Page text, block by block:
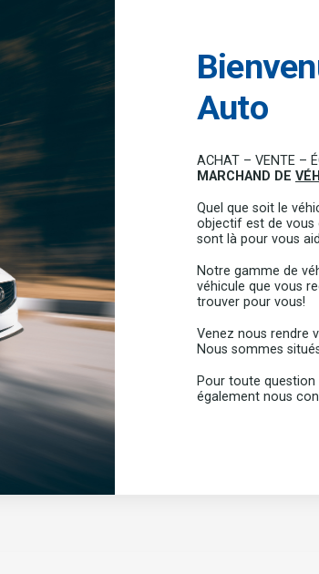
Auto
ACHAT – VENTE –
MARCHAND DE
Quel que soit le
objectif est de vous
sont là pour vous
Notre gamme de
véhicule que vous
trouver pour vous!
Venez nous rendre
Nous sommes
Pour toute
également nous